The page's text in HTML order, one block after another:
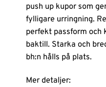
push up kupor som
fylligare urringning.
perfekt passform och
baktill. Starka och
bh:n hålls på plats.
Mer detaljer: